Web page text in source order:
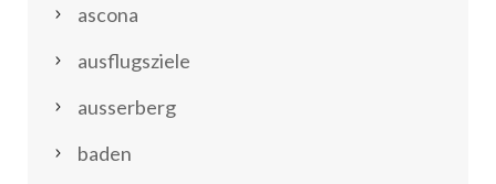
ascona
ausflugsziele
ausserberg
baden